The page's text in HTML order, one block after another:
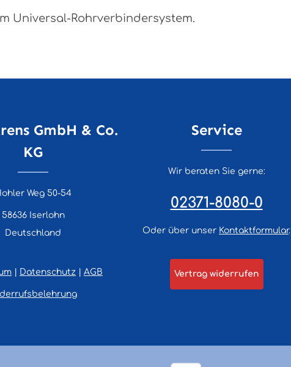
Universal-Rohrverbindersystem.
GmbH & Co.
KG
Weg 50-54
58636 Iserlohn
Deutschland
Datenschutz AGB
Service
Wir beraten Sie gerne:
02371-8080-0
Oder über unser Kontaktformular.
Vertrag widerrufen